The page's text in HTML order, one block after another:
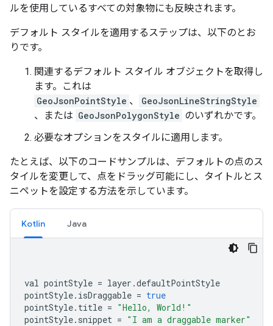
ルを使用しているすべての対象物にも反映されます。
デフォルト スタイルを適用するステップは、以下のとお
りです。
関連するデフォルト スタイル オブジェクトを取得し
ます。これは
GeoJsonPointStyle 、
GeoJsonLineStringStyle
、または GeoJsonPolygonStyle のいずれかです。
必要なオプションをスタイルに適用します。
たとえば、以下のコードサンプルは、デフォルトの点のス
タイルを変更して、点をドラッグ可能にし、タイトルとス
ニペットを設定する方法を示しています。
Kotlin Java
val pointStyle = layer .defaultPointStyle
pointStyle. isDraggable = true
pointStyle. title = "Hello, World!"
pointStyle. snippet = "I am a draggable marker"